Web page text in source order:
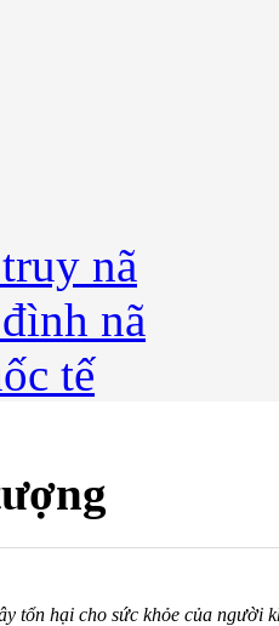
nã
nã
tế
tổn hại cho sức khỏe của người